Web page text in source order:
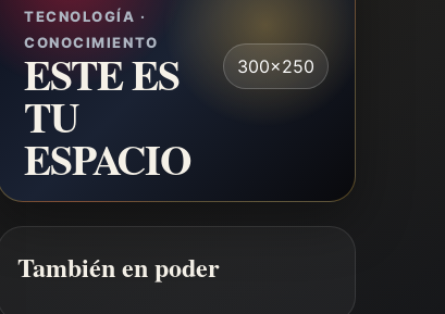
TECNOLOGÍA ·
CONOCIMIENTO
ESTE ES
TU
ESPACIO
300x250
También en poder